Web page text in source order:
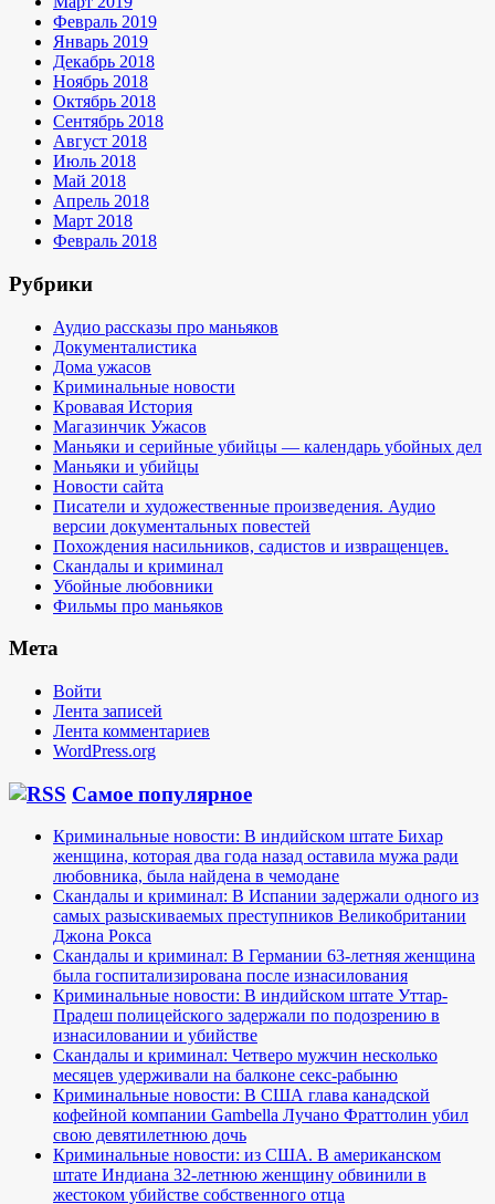
Февраль 2019
Январь 2019
Декабрь 2018
Ноябрь 2018
Октябрь 2018
Сентябрь 2018
Август 2018
Июль 2018
Май 2018
Апрель 2018
Март 2018
Февраль 2018
Рубрики
Аудио рассказы про маньяков
Документалистика
Дома ужасов
Криминальные новости
Кровавая История
Магазинчик Ужасов
Маньяки и серийные убийцы — календарь убойных дел
Маньяки и убийцы
Новости сайта
Писатели и художественные произведения. Аудио
версии документальных повестей
Похождения насильников, садистов и извращенцев.
Скандалы и криминал
Убойные любовники
Фильмы про маньяков
Мета
Войти
Лента записей
Лента комментариев
WordPress.org
Самое популярное
Криминальные новости: В индийском штате Бихар
женщина, которая два года назад оставила мужа ради
любовника, была найдена в чемодане
Скандалы и криминал: В Испании задержали одного из
самых разыскиваемых преступников Великобритании
Джона Рокса
Скандалы и криминал: В Германии 63-летняя женщина
была госпитализирована после изнасилования
Криминальные новости: В индийском штате Уттар-
Прадеш полицейского задержали по подозрению в
изнасиловании и убийстве
Скандалы и криминал: Четверо мужчин несколько
месяцев удерживали на балконе секс-рабыню
Криминальные новости: В США глава канадской
кофейной компании Gambella Лучано Фраттолин убил
свою девятилетнюю дочь
Криминальные новости: из США. В американском
штате Индиана 32-летнюю женщину обвинили в
жестоком убийстве собственного отца